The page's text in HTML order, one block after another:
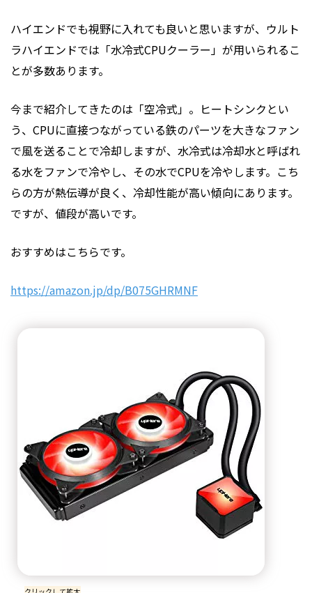
ハイエンドでも視野に入れても良いと思いますが、ウルト
ラハイエンドでは「水冷式CPUクーラー」が用いられるこ
とが多数あります。
今まで紹介してきたのは「空冷式」。ヒートシンクとい
う、CPUに直接つながっている鉄のパーツを大きなファン
で風を送ることで冷却しますが、水冷式は冷却水と呼ばれ
る水をファンで冷やし、その水でCPUを冷やします。こち
らの方が熱伝導が良く、冷却性能が高い傾向にあります。
ですが、値段が高いです。
おすすめはこちらです。
https://amazon.jp/dp/B075GHRMNF